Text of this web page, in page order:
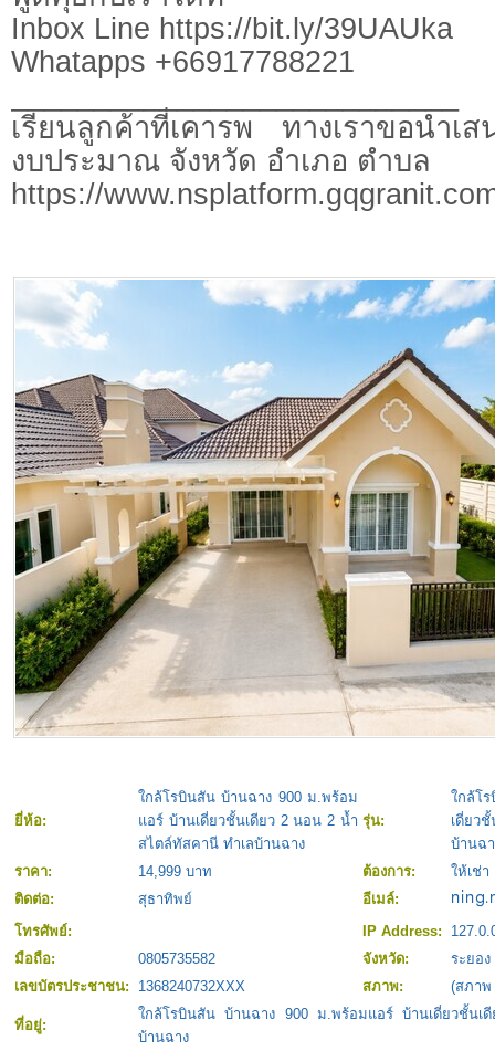
Inbox Line https://bit.ly/39UAUka
Whatapps +66917788221
เรียนลูกค้าที่เคารพ ทางเราขอนำเ
งบประมาณ จังหวัด อำเภอ ตำบล
https://
ยี่ห้อ:
ใกล้โรบินสัน บ้านฉาง 900 ม.พร้อม
แอร์ บ้านเดี่ยวชั้นเดียว 2 นอน 2 น้ำ
สไตล์ทัสคานี ทำเลบ้านฉาง
รุ่น:
ใกล้โ
เดี่ยว
บ้านฉ
ราคา:
14,999 บาท ต้องการ:
ให้เช่า
ติดต่อ:
สุธาทิพย์
อีเมล์:
โทรศัพย์:
IP Address:
มือถือ:
0805735582 จังหวัด:
ระยอง
เลขบัตรประชาชน:
1368240732XXX สภาพ: (สภาพ
ที่อยู่:
ใกล้โรบินสัน บ้านฉาง 900 ม.พร้อมแอร์ บ้านเดี่ยวชั้น
บ้านฉาง